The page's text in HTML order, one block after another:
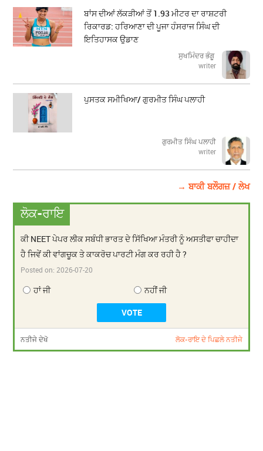
ਬਾਂਸ ਦੀਆਂ ਲੱਕੜੀਆਂ ਤੋਂ 1.93 ਮੀਟਰ ਦਾ ਰਾਸ਼ਟਰੀ
ਰਿਕਾਰਡ: ਹਰਿਆਣਾ ਦੀ ਪੂਜਾ ਹੰਸਰਾਜ ਸਿੰਘ ਦੀ
ਇਤਿਹਾਸਕ ਉਡਾਣ
ਸੁਖਮਿੰਦਰ ਭੰਗੂ
writer
ਪੁਸਤਕ ਸਮੀਖਿਆ/ ਗੁਰਮੀਤ ਸਿੰਘ ਪਲਾਹੀ
ਗੁਰਮੀਤ ਸਿੰਘ ਪਲਾਹੀ
writer
→ ਬਾਕੀ ਬਲੌਗਜ਼ / ਲੇਖ
ਲੋਕ-ਰਾਇ
ਕੀ NEET ਪੇਪਰ ਲੀਕ ਸਬੰਧੀ ਭਾਰਤ ਦੇ ਸਿੱਖਿਆ ਮੰਤਰੀ ਨੂੰ ਅਸਤੀਫਾ ਚਾਹੀਦਾ
ਹੈ ਜਿਵੇਂ ਕੀ ਵਾਂਗਚੂਕ ਤੇ ਕਾਕਰੋਚ ਪਾਰਟੀ ਮੰਗ ਕਰ ਰਹੀ ਹੈ ?
Posted on:2026-07-20
ਹਾਂ ਜੀ ਨਹੀਂ ਜੀ
ਨਤੀਜੇ ਦੇਖੋ ਲੋਕ-ਰਾਇ ਦੇ ਪਿਛਲੇ ਨਤੀਜੇ